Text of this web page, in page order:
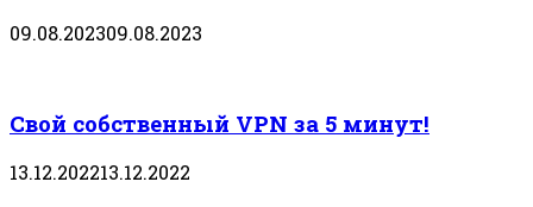
09.08.202309.08.2023
Свой собственный VPN за 5 минут!
13.12.202213.12.2022